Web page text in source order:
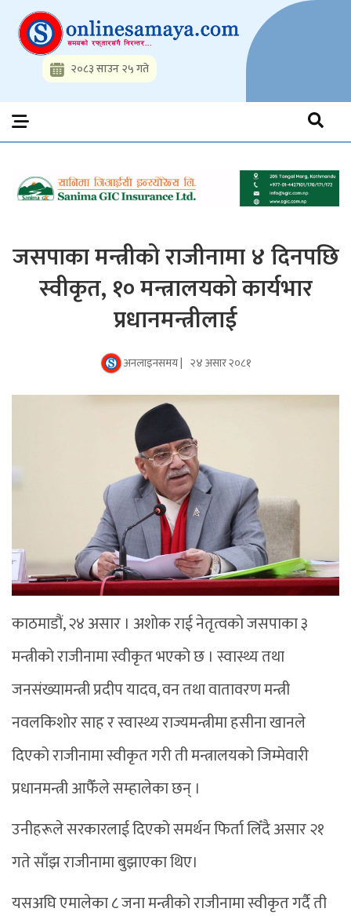
content
Onlinesamaya.com
Nepal News Portal, Business, Hot News, Interview, Opinions,
Politics, Science, Technology, Social, Media, Sports, Youth, Model
Watch, Movies
२०८३ साउन २५ गते
जसपाका मन्त्रीको राजीनामा ४ दिनपछि
स्वीकृत, १० मन्त्रालयको कार्यभार
प्रधानमन्त्रीलाई
अनलाइनसमय | २४ असार २०८१
काठमाडौं, २४ असार । अशोक राई नेतृत्वको जसपाका ३
मन्त्रीको राजीनामा स्वीकृत भएको छ । स्वास्थ्य तथा
जनसंख्यामन्त्री प्रदीप यादव, वन तथा वातावरण मन्त्री
नवलकिशोर साह र स्वास्थ्य राज्यमन्त्रीमा हसीना खानले
दिएको राजीनामा स्वीकृत गरी ती मन्त्रालयको जिम्मेवारी
प्रधानमन्त्री आफैँले सम्हालेका छन् ।
उनीहरूले सरकारलाई दिएको समर्थन फिर्ता लिँदै असार २१
गते साँझ राजीनामा बुझाएका थिए।
यसअघि एमालेका ८ जना मन्त्रीको राजीनामा स्वीकृत गर्दै ती